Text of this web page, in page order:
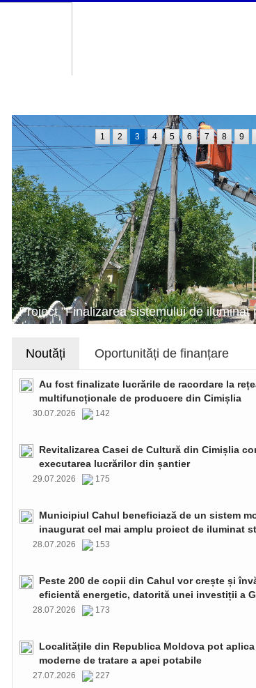
Proiect ”Finalizarea sistemului de
1 2 3 4 5 6 7 8 9
Noutăți Oportunități de finanțare
Au fost finalizate lucrările de racordare la
multifuncționale de producere din Cimișlia
30.07.2026 142
Revitalizarea Casei de Cultură din Cimișlia
executarea lucrărilor din șantier
29.07.2026 175
Municipiul Cahul beneficiază de un sistem
inaugurat cel mai amplu proiect de iluminat
28.07.2026 153
Peste 200 de copii din Cahul vor crește și
eficientă energetic, datorită unei investiții a
28.07.2026 173
Localitățile din Republica Moldova pot
moderne de tratare a apei potabile
27.07.2026 227